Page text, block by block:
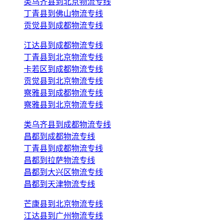
类乌齐县到北京物流专线
丁青县到佛山物流专线
贡觉县到成都物流专线
江达县到成都物流专线
丁青县到北京物流专线
卡若区到成都物流专线
贡觉县到北京物流专线
察雅县到成都物流专线
察雅县到北京物流专线
类乌齐县到成都物流专线
昌都到成都物流专线
丁青县到成都物流专线
昌都到拉萨物流专线
昌都到大兴区物流专线
昌都到天津物流专线
芒康县到北京物流专线
江达县到广州物流专线